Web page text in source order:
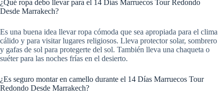
¿Qué ropa debo llevar para el 14 Días Marruecos Tour Redondo
Desde Marrakech?
Es una buena idea llevar ropa cómoda que sea apropiada para el clima
cálido y para visitar lugares religiosos. Lleva protector solar, sombrero
y gafas de sol para protegerte del sol. También lleva una chaqueta o
suéter para las noches frías en el desierto.
¿Es seguro montar en camello durante el 14 Días Marruecos Tour
Redondo Desde Marrakech?